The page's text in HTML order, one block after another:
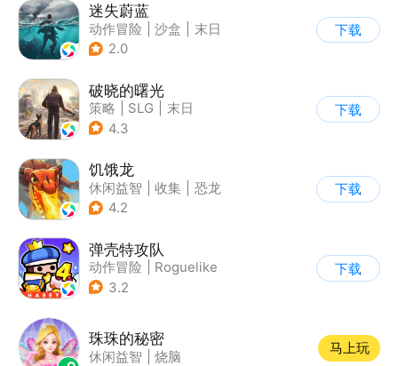
迷失蔚蓝
动作冒险 沙盒
末日
| 开放世界
2.0
下载
破晓的曙光
策略 SLG
末日
| 写实
4.3
下载
饥饿龙
休闲益智 收集
恐龙
| 宠物
4.2
下载
弹壳特攻队
动作冒险
Roguelike
| 冒险
3.2
下载
珠珠的秘密
休闲益智 烧脑
马上玩